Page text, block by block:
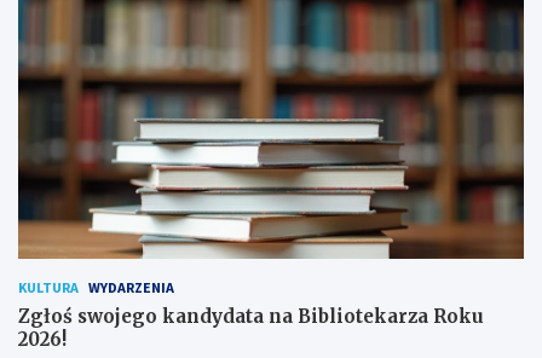
!h
u
ż
o
n
i
ó
w
KULTURA WYDARZENIA
Zgłoś swojego kandydata na Bibliotekarza Roku
2026!